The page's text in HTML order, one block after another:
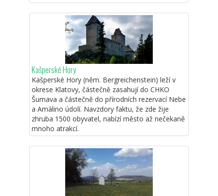
Kašperské Hory
Kašperské Hory (něm. Bergreichenstein) leží v
okrese Klatovy, částečně zasahují do CHKO
Šumava a částečně do přírodních rezervací Nebe
a Amálino údolí. Navzdory faktu, že zde žije
zhruba 1500 obyvatel, nabízí město až nečekaně
mnoho atrakcí.